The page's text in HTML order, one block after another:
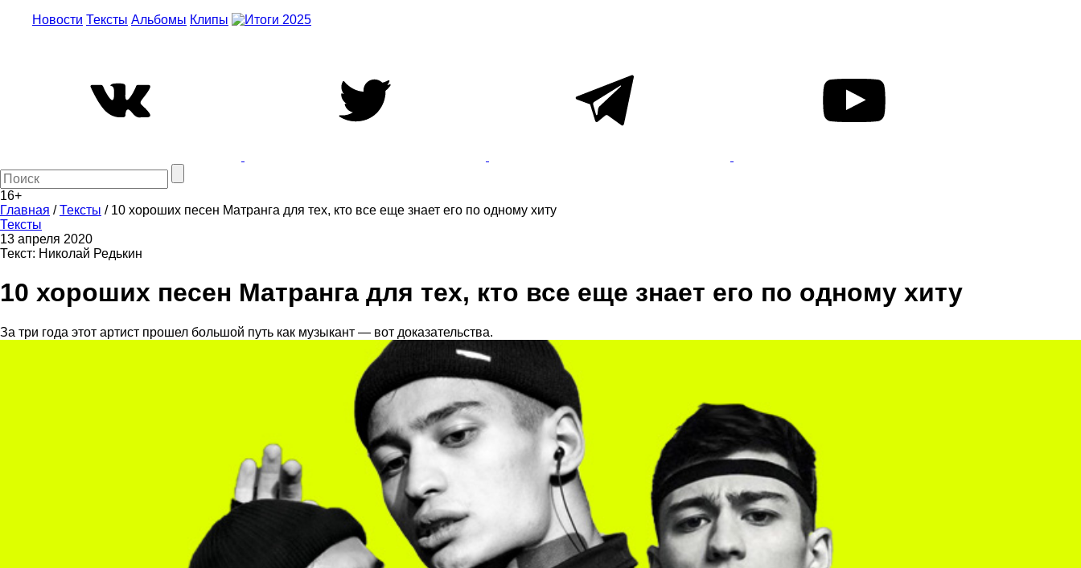
Новости Тексты Альбомы Клипы
16+
Главная /Тексты / 10 хороших песен Матранга для тех, кто все еще знает его по одному хиту
Тексты
13 апреля 2020
Текст: Николай Редькин
10 хороших песен Матранга для тех, кто все еще знает его по одному хиту
За три года этот артист прошел большой путь как музыкант — вот доказательства.